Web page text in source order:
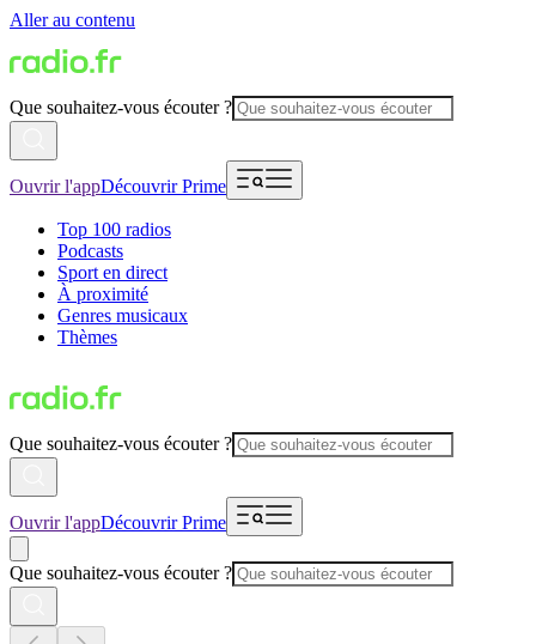
Aller au contenu
Que souhaitez-vous écouter ?
Ouvrir l'appDécouvrir Prime
Top 100 radios
Podcasts
Sport en direct
À proximité
Genres musicaux
Thèmes
Que souhaitez-vous écouter ?
Ouvrir l'appDécouvrir Prime
Que souhaitez-vous écouter ?